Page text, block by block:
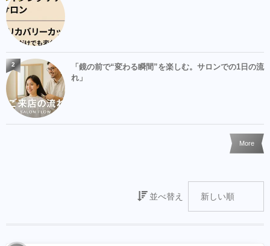
「鏡の前で“変わる瞬間”を楽しむ。サロンでの1日の流
れ」
2
More
並べ替え